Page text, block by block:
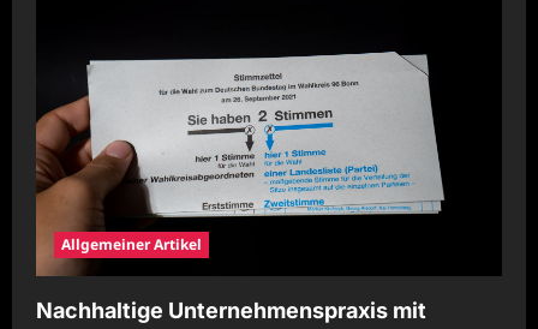
Allgemeiner Artikel
Nachhaltige Unternehmenspraxis mit